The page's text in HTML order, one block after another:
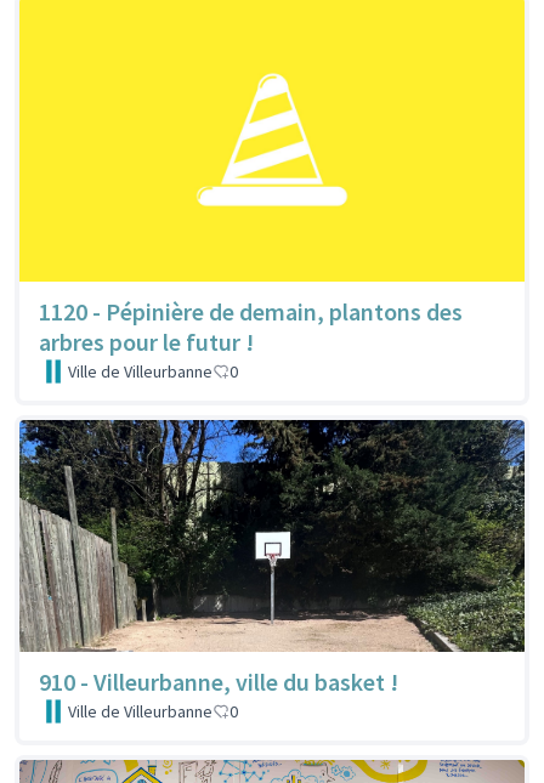
1120 - Pépinière de demain, plantons des
arbres pour le futur !
Ville de Villeurbanne 0
910 - Villeurbanne, ville du basket !
Ville de Villeurbanne 0